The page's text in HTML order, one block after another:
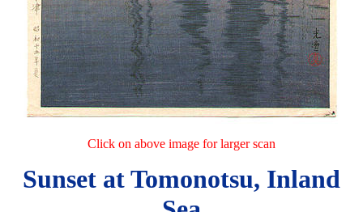
Click on above image for larger scan
Sunset at Tomonotsu, Inland